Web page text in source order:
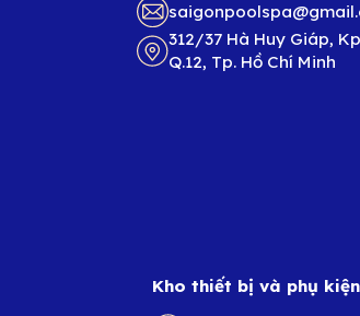
312/37 Hà Huy Giáp,
Q.12, Tp. Hồ Chí Minh
Kho thiết bị và phụ